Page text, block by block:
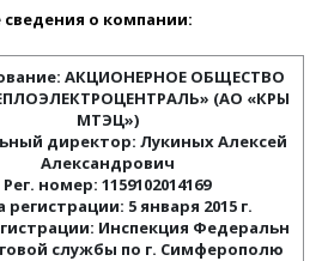
о компании:
АКЦИОНЕРНОЕ ОБЩЕСТВО
(АО «КРЫ
МТЭЦ»)
директор: Лукиных Алексей
Александрович
Рег. номер: 1159102014169
регистрации: 5 января 2015 г.
Инспекция Федеральн
службы по г. Симферополю